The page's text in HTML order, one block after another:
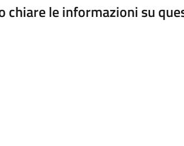
chiare le informazioni su